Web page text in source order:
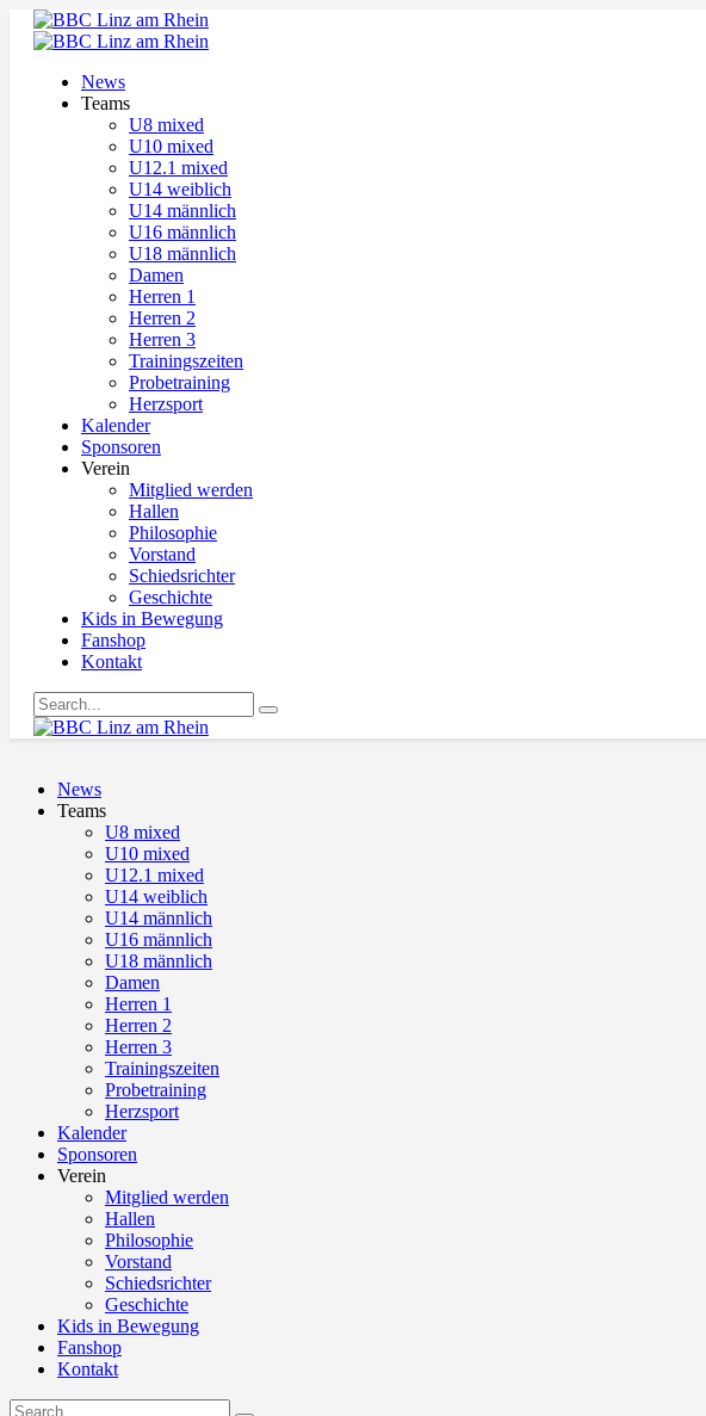
News
Teams
U8 mixed
U10 mixed
U12.1 mixed
U14 weiblich
U14 männlich
U16 männlich
U18 männlich
Damen
Herren 1
Herren 2
Herren 3
Trainingszeiten
Probetraining
Herzsport
Kalender
Sponsoren
Verein
Mitglied werden
Hallen
Philosophie
Vorstand
Schiedsrichter
Geschichte
Kids in Bewegung
Fanshop
Kontakt
News
Teams
U8 mixed
U10 mixed
U12.1 mixed
U14 weiblich
U14 männlich
U16 männlich
U18 männlich
Damen
Herren 1
Herren 2
Herren 3
Trainingszeiten
Probetraining
Herzsport
Kalender
Sponsoren
Verein
Mitglied werden
Hallen
Philosophie
Vorstand
Schiedsrichter
Geschichte
Kids in Bewegung
Fanshop
Kontakt